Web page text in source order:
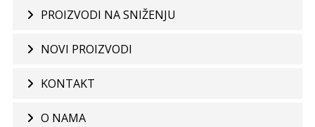
PROIZVODI NA SNIŽENJU
NOVI PROIZVODI
KONTAKT
O NAMA